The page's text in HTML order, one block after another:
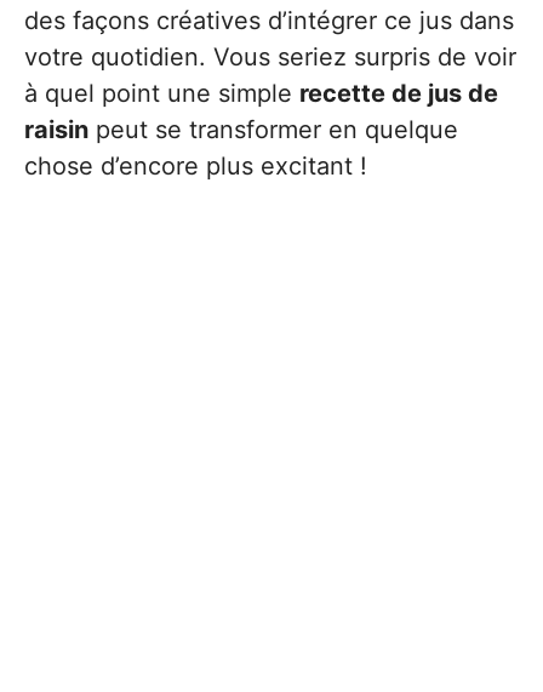
des façons créatives d’intégrer ce jus dans
votre quotidien. Vous seriez surpris de voir
à quel point une simple recette de jus de
raisin peut se transformer en quelque
chose d’encore plus excitant !